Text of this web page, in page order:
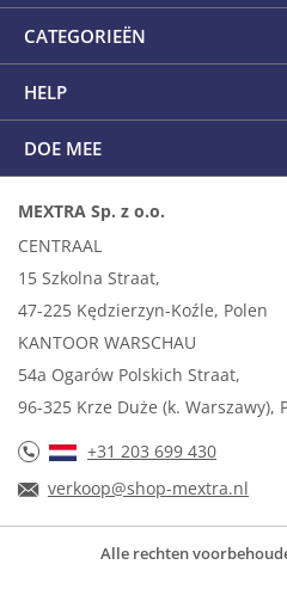
CATEGORIEËN
HELP
DOE MEE
MEXTRA Sp. z o.o.
CENTRAAL
15 Szkolna Straat,
47-225 Kędzierzyn-Koźle, Polen
KANTOOR WARSCHAU
54a Ogarów Polskich Straat,
96-325 Krze Duże (k. Warszawy),
+31 203 699 430
verkoop@shop-mextra.nl
Alle rechten